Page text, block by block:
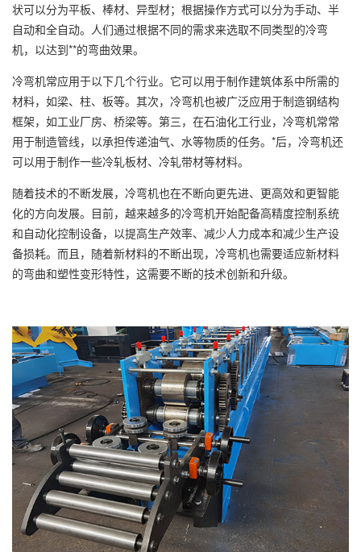
状可以分为平板、棒材、异型材；根据操作方式可以分为手动、半
自动和全自动。人们通过根据不同的需求来选取不同类型的冷弯
机，以达到**的弯曲效果。
冷弯机常应用于以下几个行业。它可以用于制作建筑体系中所需的
材料，如梁、柱、板等。其次，冷弯机也被广泛应用于制造钢结构
框架，如工业厂房、桥梁等。第三，在石油化工行业，冷弯机常常
用于制造管线，以承担传递油气、水等物质的任务。*后，冷弯机还
可以用于制作一些冷轧板材、冷轧带材等材料。
随着技术的不断发展，冷弯机也在不断向更先进、更高效和更智能
化的方向发展。目前，越来越多的冷弯机开始配备高精度控制系统
和自动化控制设备，以提高生产效率、减少人力成本和减少生产设
备损耗。而且，随着新材料的不断出现，冷弯机也需要适应新材料
的弯曲和塑性变形特性，这需要不断的技术创新和升级。